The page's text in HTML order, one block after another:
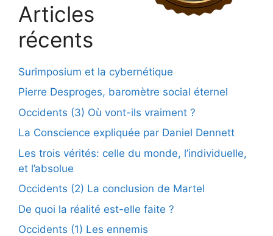
Articles
récents
Surimposium et la cybernétique
Pierre Desproges, baromètre social éternel
Occidents (3) Où vont-ils vraiment ?
La Conscience expliquée par Daniel Dennett
Les trois vérités: celle du monde, l’individuelle,
et l’absolue
Occidents (2) La conclusion de Martel
De quoi la réalité est-elle faite ?
Occidents (1) Les ennemis